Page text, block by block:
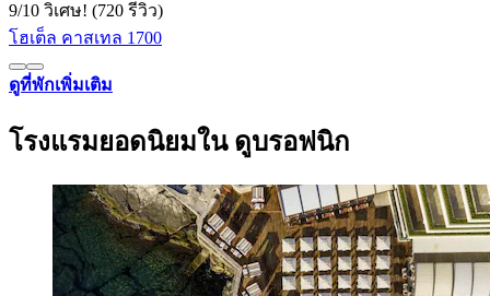
9/10 วิเศษ! (720 รีวิว)
โฮเต็ล คาสเทล 1700
ดูที่พักเพิ่มเติม
โรงแรมยอดนิยมใน ดูบรอฟนิก